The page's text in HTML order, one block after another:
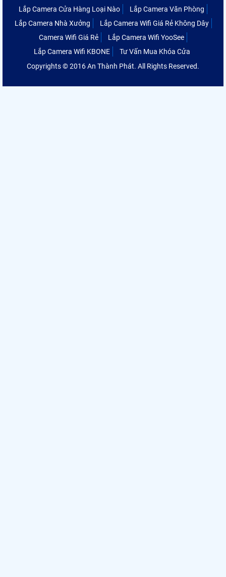
Lắp Camera Cửa Hàng Loại Nào
Lắp Camera Văn Phòng
Lắp Camera Nhà Xưởng
Lắp Camera Wifi Giá Rẻ Không Dây
Camera Wifi Giá Rẻ
Lắp Camera Wifi YooSee
Lắp Camera Wifi KBONE
Tư Vấn Mua Khóa Cửa
Copyrights © 2016 An Thành Phát. All Rights Reserved.